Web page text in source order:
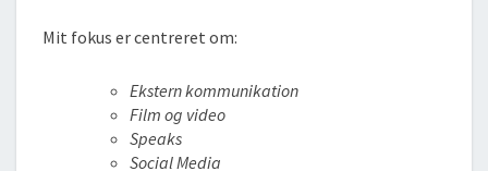
Mit fokus er centreret om:
Ekstern kommunikation
Film og video
Speaks
Social Media